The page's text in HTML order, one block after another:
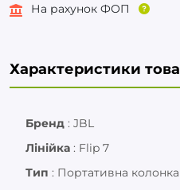
На рахунок ФОП
Характеристики
Бренд : JBL
Лінійка : Flip 7
Тип : Портативна колонка